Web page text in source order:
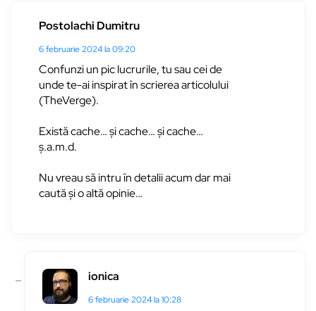
Postolachi Dumitru
6 februarie 2024 la 09:20
Confunzi un pic lucrurile, tu sau cei de
unde te-ai inspirat în scrierea articolului
(TheVerge).
Există cache… și cache… și cache…
ș.a.m.d.
Nu vreau să intru în detalii acum dar mai
caută și o altă opinie…
ionica
6 februarie 2024 la 10:28